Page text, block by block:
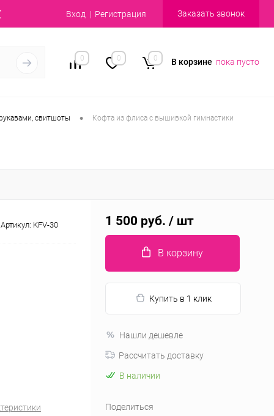
Вход Регистрация Заказать звонок
0 0 0 В корзине пока пусто
свитшоты • Кофта из флиса с вышивкой гимнастики
Артикул: KFV-30 1 500 руб. / шт
В корзину
Купить в 1 клик
Нашли дешевле
Рассчитать доставку
В наличии
Поделиться